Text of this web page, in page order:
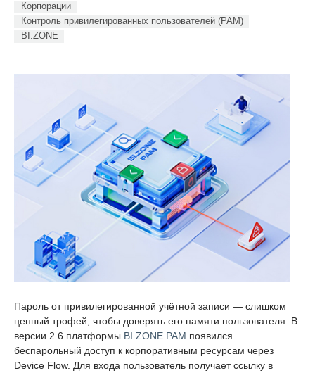
Корпорации
Контроль привилегированных пользователей (PAM)
BI.ZONE
Пароль от привилегированной учётной записи — слишком
ценный трофей, чтобы доверять его памяти пользователя. В
версии 2.6 платформы BI.ZONE PAM появился
беспарольный доступ к корпоративным ресурсам через
Device Flow. Для входа пользователь получает ссылку в